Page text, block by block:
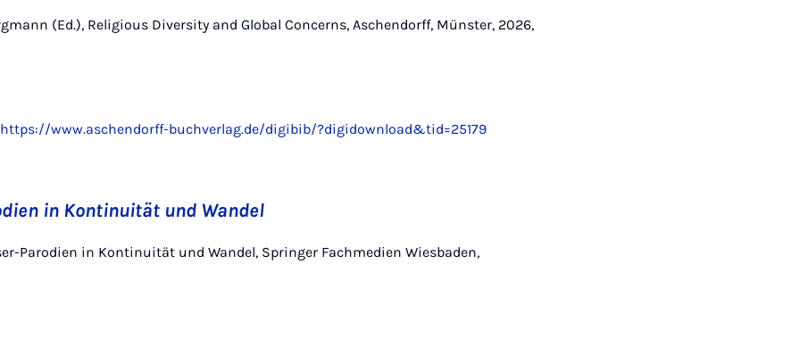
(Ed.), Religious Diversity and Global Concerns, Aschendorff, Münster, 2026,
https://www.aschendorff-buchverlag.de/digibib/?digidownload&tid=25179
in Kontinuität und Wandel
Parodien in Kontinuität und Wandel, Springer Fachmedien Wiesbaden,